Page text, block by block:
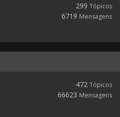
299 Tópicos
6719 Mensagens
472 Tópicos
66623 Mensagens